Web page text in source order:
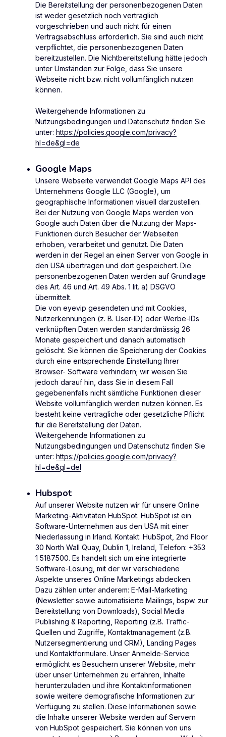
Die Bereitstellung der personenbezogenen Daten
ist weder gesetzlich noch vertraglich
vorgeschrieben und auch nicht für einen
Vertragsabschluss erforderlich. Sie sind auch nicht
verpflichtet, die personenbezogenen Daten
bereitzustellen. Die Nichtbereitstellung hätte jedoch
unter Umständen zur Folge, dass Sie unsere
Webseite nicht bzw. nicht vollumfänglich nutzen
können.
Weitergehende Informationen zu
Nutzungsbedingungen und Datenschutz finden Sie
unter: https://policies.google.com/privacy?
hl=de&gl=de
Google Maps
Unsere Webseite verwendet Google Maps API des
Unternehmens Google LLC (Google), um
geographische Informationen visuell darzustellen.
Bei der Nutzung von Google Maps werden von
Google auch Daten über die Nutzung der Maps-
Funktionen durch Besucher der Webseiten
erhoben, verarbeitet und genutzt. Die Daten
werden in der Regel an einen Server von Google in
den USA übertragen und dort gespeichert. Die
personenbezogenen Daten werden auf Grundlage
des Art. 46 und Art. 49 Abs. 1 lit. a) DSGVO
übermittelt.
Die von eyevip gesendeten und mit Cookies,
Nutzerkennungen (z. B. User-ID) oder Werbe-IDs
verknüpften Daten werden standardmässig 26
Monate gespeichert und danach automatisch
gelöscht. Sie können die Speicherung der Cookies
durch eine entsprechende Einstellung Ihrer
Browser- Software verhindern; wir weisen Sie
jedoch darauf hin, dass Sie in diesem Fall
gegebenenfalls nicht sämtliche Funktionen dieser
Website vollumfänglich werden nutzen können. Es
besteht keine vertragliche oder gesetzliche Pflicht
für die Bereitstellung der Daten.
Weitergehende Informationen zu
Nutzungsbedingungen und Datenschutz finden Sie
unter: https://policies.google.com/privacy?
hl=de&gl=del
Hubspot
Auf unserer Website nutzen wir für unsere Online
Marketing-Aktivitäten HubSpot. HubSpot ist ein
Software-Unternehmen aus den USA mit einer
Niederlassung in Irland. Kontakt: HubSpot, 2nd Floor
30 North Wall Quay, Dublin 1, Ireland, Telefon: +353
1 5187500. Es handelt sich um eine integrierte
Software-Lösung, mit der wir verschiedene
Aspekte unseres Online Marketings abdecken.
Dazu zählen unter anderem: E-Mail-Marketing
(Newsletter sowie automatisierte Mailings, bspw. zur
Bereitstellung von Downloads), Social Media
Publishing & Reporting, Reporting (z.B. Traffic-
Quellen und Zugriffe, Kontaktmanagement (z.B.
Nutzersegmentierung und CRM), Landing Pages
und Kontaktformulare. Unser Anmelde-Service
ermöglicht es Besuchern unserer Website, mehr
über unser Unternehmen zu erfahren, Inhalte
herunterzuladen und ihre Kontaktinformationen
sowie weitere demografische Informationen zur
Verfügung zu stellen. Diese Informationen sowie
die Inhalte unserer Website werden auf Servern
von HubSpot gespeichert. Sie können von uns